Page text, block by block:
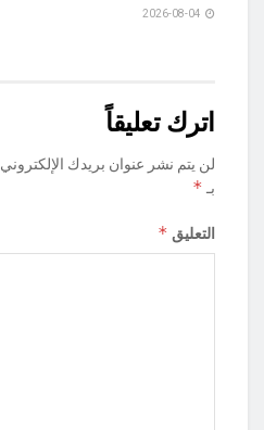
اترك تعليقاً
لن يتم نشر عنوان بريدك الإلكتروني.
بـ *
التعليق *